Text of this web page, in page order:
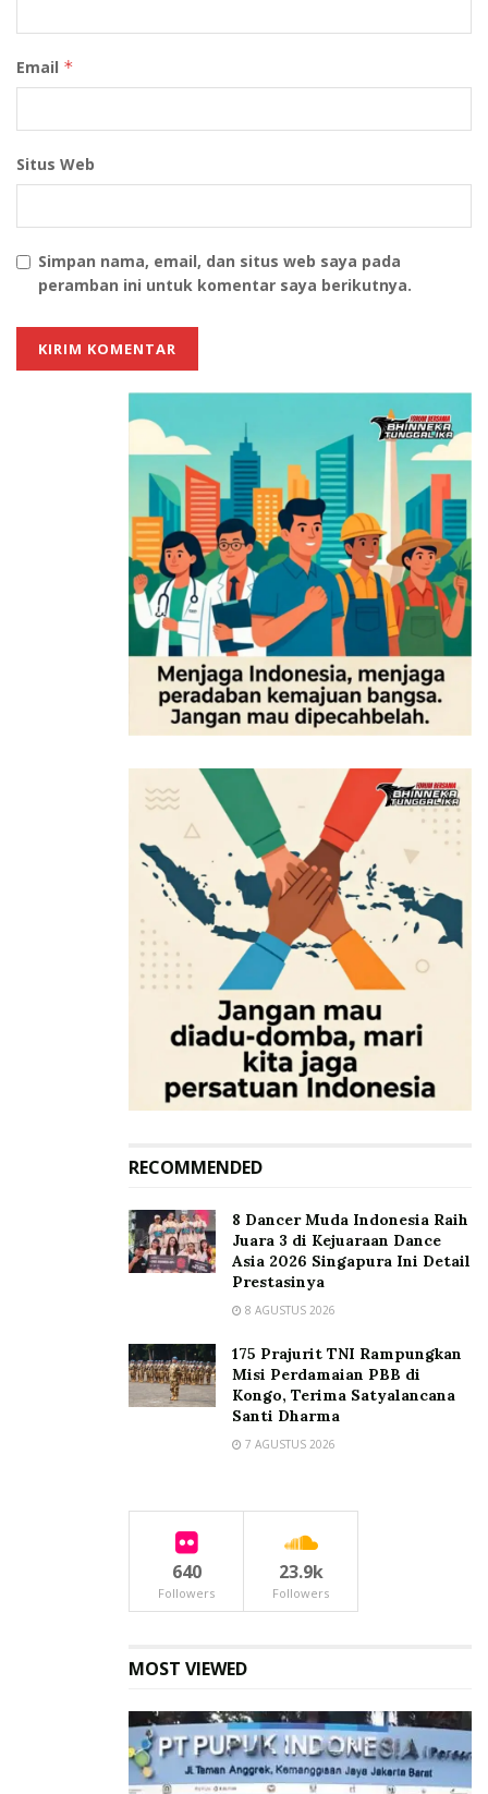
6 gol
Salomon Rondon
5 gol
Raphinha
Tags: Berita Hari Ini
Berita Terkini
Email *
Situs Web
Simpan nama, email, dan situs web saya pada
peramban ini untuk komentar saya berikutnya.
RECOMMENDED
8 Dancer Muda Indonesia Raih
Juara 3 di Kejuaraan Dance
Asia 2026 Singapura Ini Detail
Prestasinya
8 AGUSTUS 2026
175 Prajurit TNI Rampungkan
Misi Perdamaian PBB di
Kongo, Terima Satyalancana
Santi Dharma
7 AGUSTUS 2026
640
Followers
23.9k
Followers
MOST VIEWED